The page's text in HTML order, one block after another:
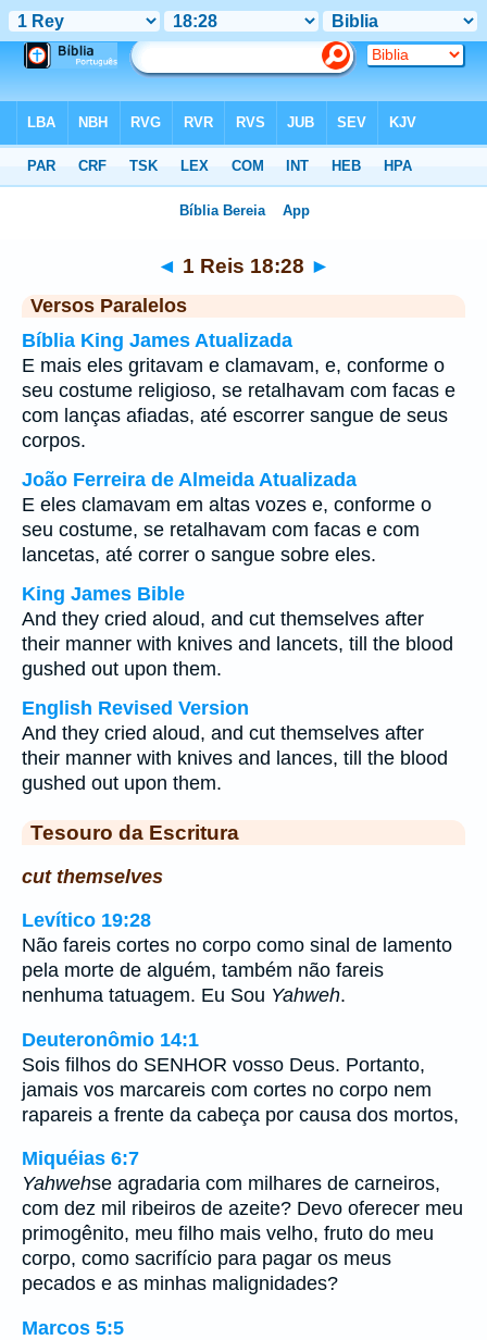
◄ 1 Reis 18:28 ►
Versos Paralelos
Bíblia King James Atualizada
E mais eles gritavam e clamavam, e, conforme o
seu costume religioso, se retalhavam com facas e
com lanças afiadas, até escorrer sangue de seus
corpos.
João Ferreira de Almeida Atualizada
E eles clamavam em altas vozes e, conforme o
seu costume, se retalhavam com facas e com
lancetas, até correr o sangue sobre eles.
King James Bible
And they cried aloud, and cut themselves after
their manner with knives and lancets, till the blood
gushed out upon them.
English Revised Version
And they cried aloud, and cut themselves after
their manner with knives and lances, till the blood
gushed out upon them.
Tesouro da Escritura
cut themselves
Levítico 19:28
Não fareis cortes no corpo como sinal de lamento
pela morte de alguém, também não fareis
nenhuma tatuagem. Eu Sou Yahweh.
Deuteronômio 14:1
Sois filhos do SENHOR vosso Deus. Portanto,
jamais vos marcareis com cortes no corpo nem
rapareis a frente da cabeça por causa dos mortos,
Miquéias 6:7
Yahwehse agradaria com milhares de carneiros,
com dez mil ribeiros de azeite? Devo oferecer meu
primogênito, meu filho mais velho, fruto do meu
corpo, como sacrifício para pagar os meus
pecados e as minhas malignidades?
Marcos 5:5